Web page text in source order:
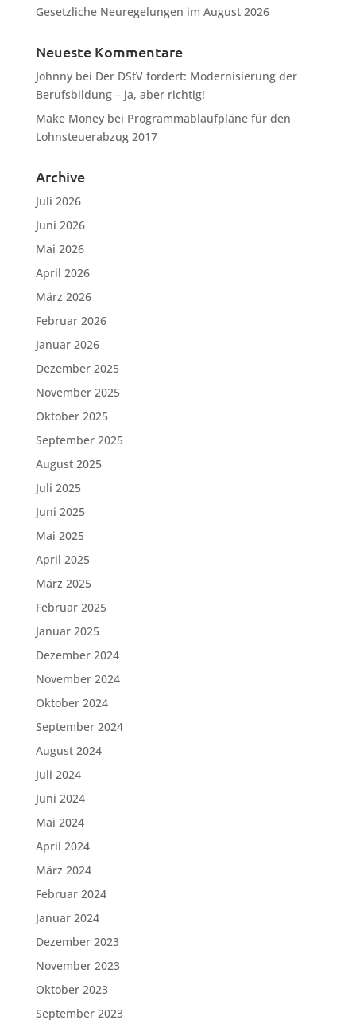
Gesetzliche Neuregelungen im August 2026
Neueste Kommentare
Johnnybei Der DStV fordert: Modernisierung der
Berufsbildung – ja, aber richtig!
Make Moneybei Programmablaufpläne für den
Lohnsteuerabzug 2017
Archive
Juli 2026
Juni 2026
Mai 2026
April 2026
März 2026
Februar 2026
Januar 2026
Dezember 2025
November 2025
Oktober 2025
September 2025
August 2025
Juli 2025
Juni 2025
Mai 2025
April 2025
März 2025
Februar 2025
Januar 2025
Dezember 2024
November 2024
Oktober 2024
September 2024
August 2024
Juli 2024
Juni 2024
Mai 2024
April 2024
März 2024
Februar 2024
Januar 2024
Dezember 2023
November 2023
Oktober 2023
September 2023